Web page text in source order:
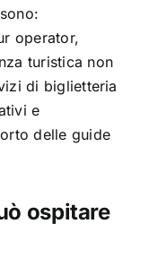
operator,
turistica non
di biglietteria
e
delle guide
ospitare